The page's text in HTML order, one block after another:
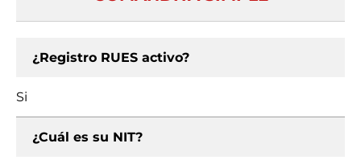
¿Registro RUES activo?
Si
¿Cuál es su NIT?